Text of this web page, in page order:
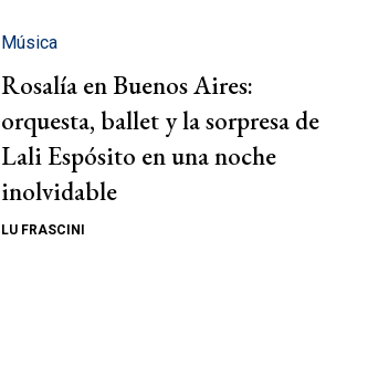
Música
Rosalía en Buenos Aires:
orquesta, ballet y la sorpresa de
Lali Espósito en una noche
inolvidable
LU FRASCINI